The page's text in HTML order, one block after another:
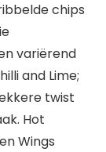
chips
variërend
and Lime;
twist
Hot
Wings